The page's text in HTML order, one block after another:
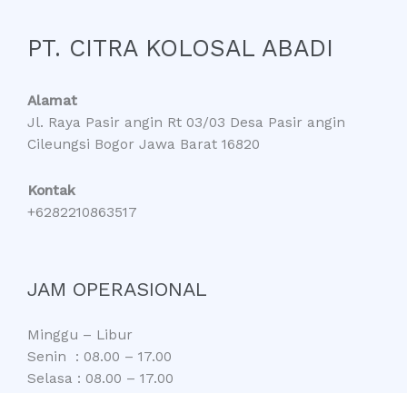
PT. CITRA KOLOSAL ABADI
Alamat
Jl. Raya Pasir angin Rt 03/03 Desa Pasir angin
Cileungsi Bogor Jawa Barat 16820
Kontak
+6282210863517
JAM OPERASIONAL
Minggu – Libur
Senin : 08.00 – 17.00
Selasa : 08.00 – 17.00